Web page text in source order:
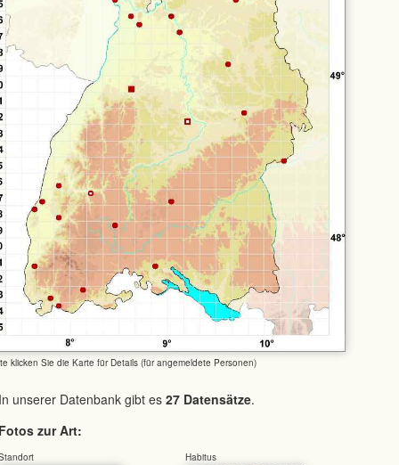
klicken Sie die Karte für Details (für angemeldete Personen)
unserer Datenbank gibt es 27 Datensätze.
zur Art:
Habitus